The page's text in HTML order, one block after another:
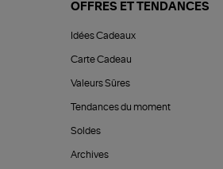
OFFRES ET TENDANCES
Idées Cadeaux
Carte Cadeau
Valeurs Sûres
Tendances du moment
Soldes
Archives